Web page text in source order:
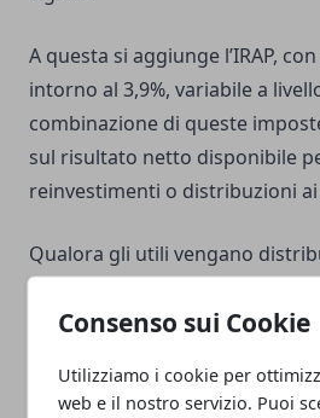
Consenso sui Cookie
Utilizziamo i cookie per
web e il nostro servizio. Puoi
A questa si aggiunge l’IRAP,
intorno al 3,9%, variabile a
combinazione di queste
sul risultato netto disponibile
reinvestimenti o distribuzioni ai
Qualora gli utili vengano
fisica è soggetto a ulteriore
con applicazione dell’imposta
doppia imposizione